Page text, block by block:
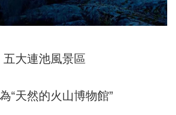
五大連池風景區
“天然的火山博物館”